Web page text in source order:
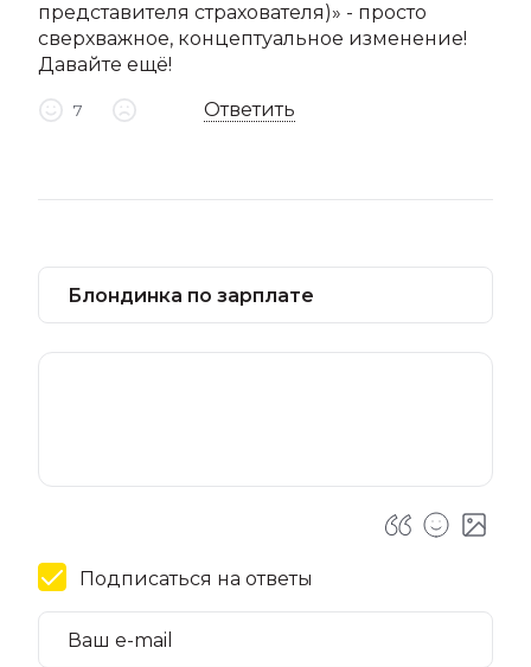
представителя страхователя)» - просто
сверхважное, концептуальное изменение!
Давайте ещё!
7 Ответить
Подписаться на ответы